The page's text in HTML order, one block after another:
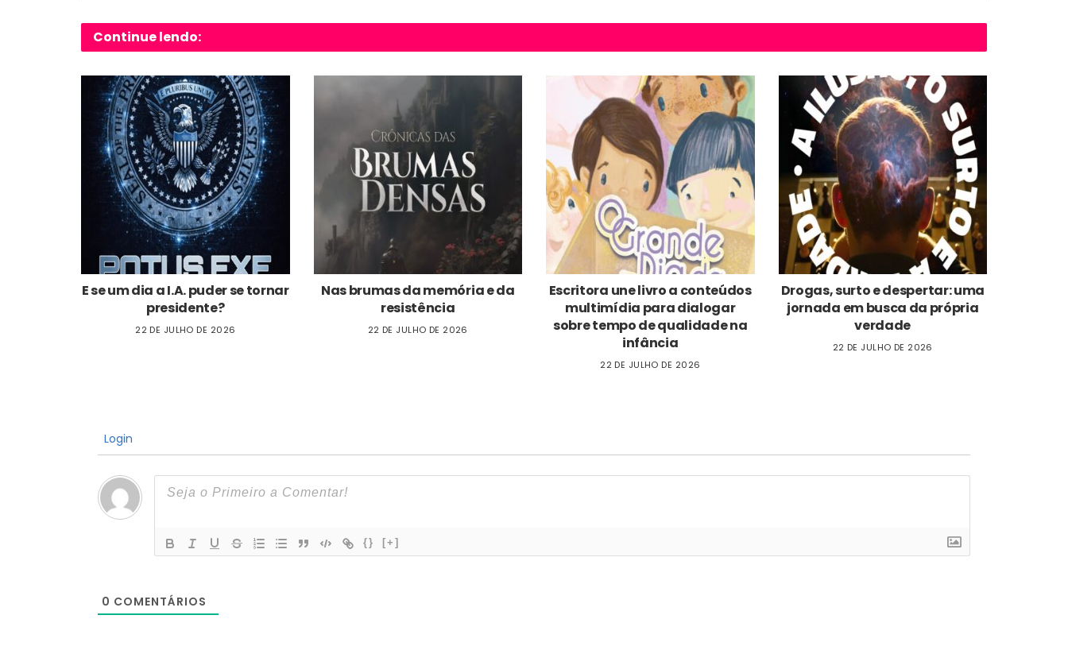
Continue lendo:
E se um dia a I.A. puder se tornar
presidente?
22 DE JULHO DE 2026
Nas brumas da memória e da
resistência
22 DE JULHO DE 2026
Escritora une livro a conteúdos
multimídia para dialogar
sobre tempo de qualidade na
infância
22 DE JULHO DE 2026
Drogas, surto e despertar: uma
jornada em busca da própria
verdade
22 DE JULHO DE 2026
Login
{} [+]
0 COMENTÁRIOS